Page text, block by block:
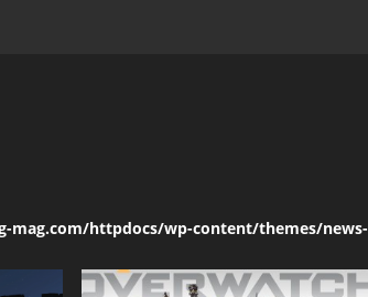
mag.com/httpdocs/wp-content/themes/news-